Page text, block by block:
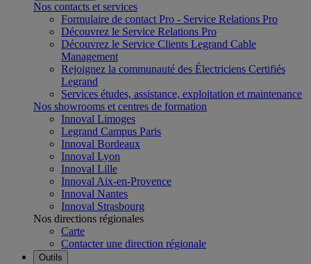
Nos contacts et services
Formulaire de contact Pro - Service Relations Pro
Découvrez le Service Relations Pro
Découvrez le Service Clients Legrand Cable
Management
Rejoignez la communauté des Électriciens Certifiés
Legrand
Services études, assistance, exploitation et maintenance
Nos showrooms et centres de formation
Innoval Limoges
Legrand Campus Paris
Innoval Bordeaux
Innoval Lyon
Innoval Lille
Innoval Aix-en-Provence
Innoval Nantes
Innoval Strasbourg
Nos directions régionales
Carte
Contacter une direction régionale
Outils